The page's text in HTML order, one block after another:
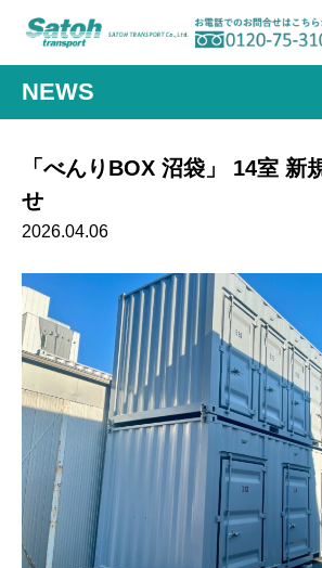
NEWS
「べんりBOX 沼袋」 14室 新
せ
2026.04.06